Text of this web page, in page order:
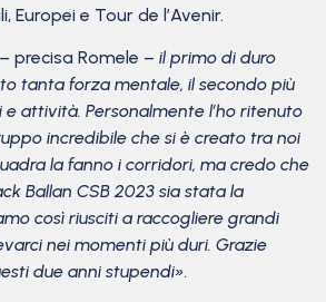
Europei e Tour de l’Avenir.
– precisa Romele – il primo di duro
tanta forza mentale, il secondo più
attività. Personalmente l’ho ritenuto
incredibile che si è creato tra noi
la fanno i corridori, ma credo che
Ballan CSB 2023 sia stata la
così riusciti a raccogliere grandi
nei momenti più duri. Grazie
due anni stupendi».